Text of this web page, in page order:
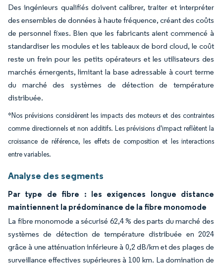
Des ingénieurs qualifiés doivent calibrer, traiter et interpréter
des ensembles de données à haute fréquence, créant des coûts
de personnel fixes. Bien que les fabricants aient commencé à
standardiser les modules et les tableaux de bord cloud, le coût
reste un frein pour les petits opérateurs et les utilisateurs des
marchés émergents, limitant la base adressable à court terme
du marché des systèmes de détection de température
distribuée.
*Nos prévisions considèrent les impacts des moteurs et des contraintes
comme directionnels et non additifs. Les prévisions d'impact reflètent la
croissance de référence, les effets de composition et les interactions
entre variables.
Analyse des segments
Par type de fibre : les exigences longue distance
maintiennent la prédominance de la fibre monomode
La fibre monomode a sécurisé 62,4 % des parts du marché des
systèmes de détection de température distribuée en 2024
grâce à une atténuation inférieure à 0,2 dB/km et des plages de
surveillance effectives supérieures à 100 km. La domination de